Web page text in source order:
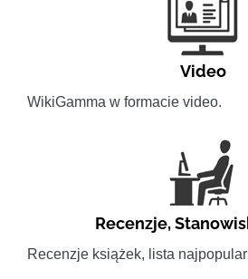
Video
WikiGamma w formacie video.
Recenzje,
Recenzje książek, lista